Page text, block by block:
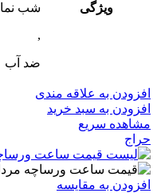
ویژگی
شب‌ نما
,
ضد آب
افزودن به علاقه مندی
افزودن به سبد خرید
مشاهده سریع
حراج
افزودن به مقایسه